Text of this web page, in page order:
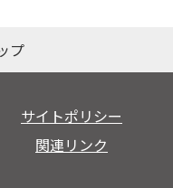
プ
サイトポリシー
関連リンク